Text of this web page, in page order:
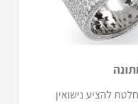
להציע נישואין